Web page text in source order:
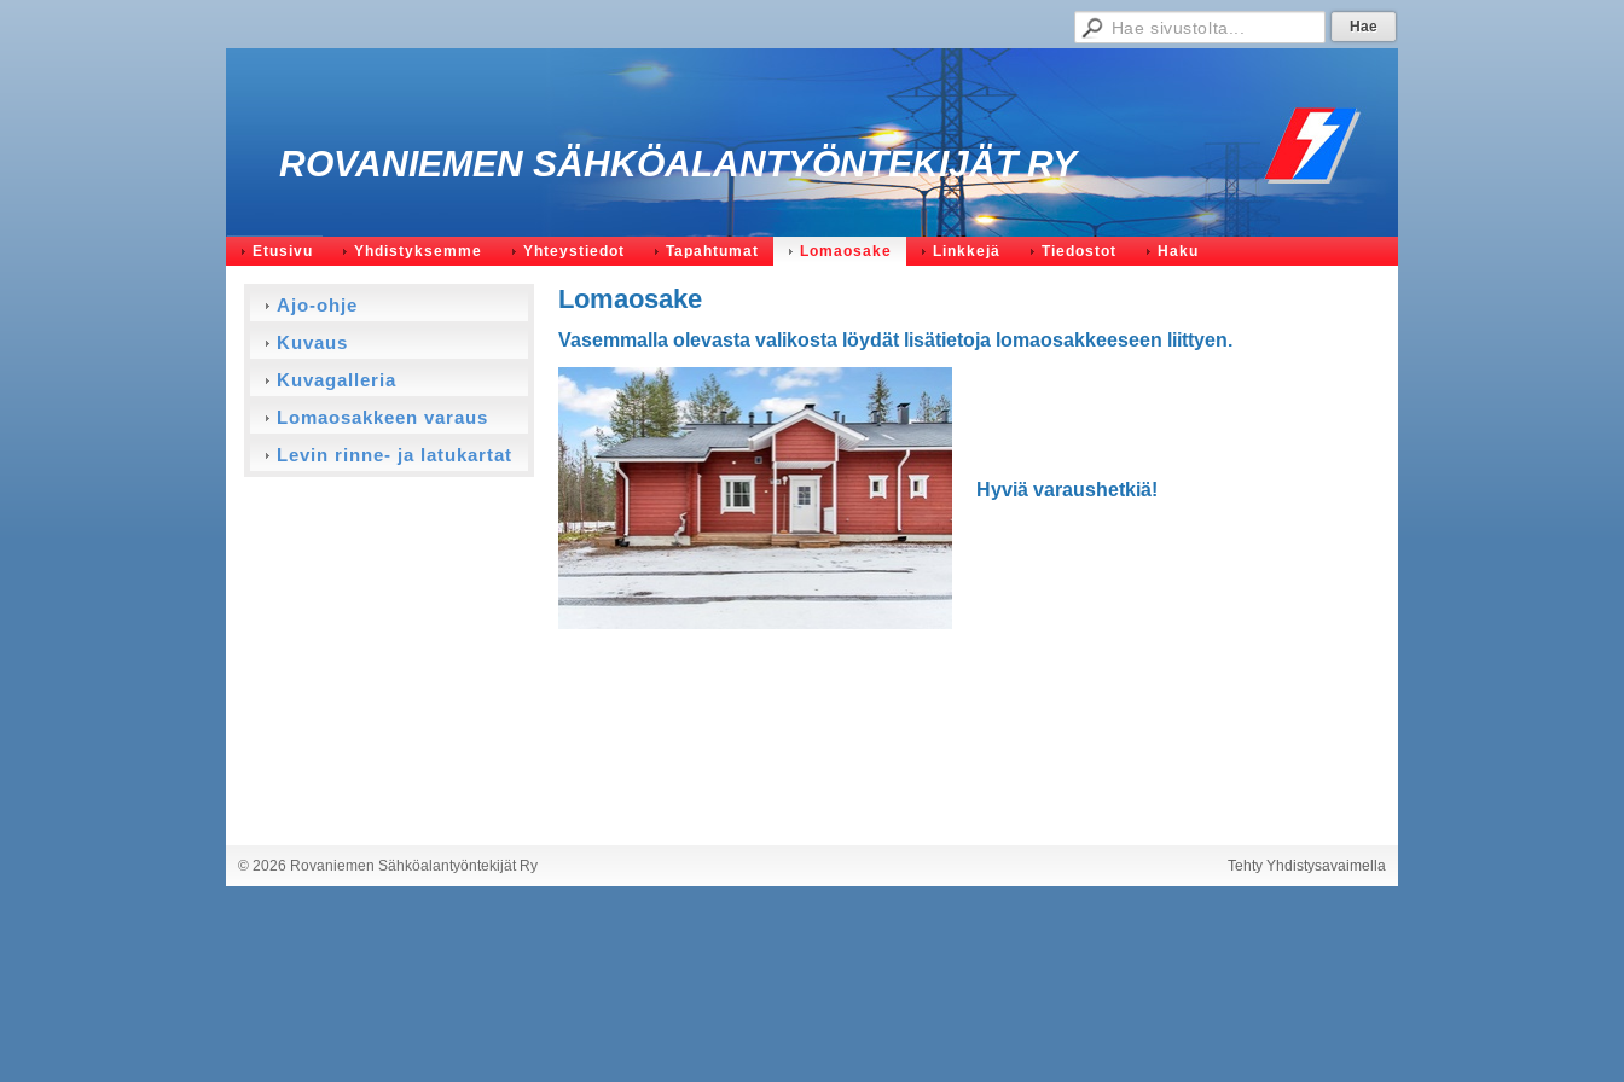
ROVANIEMEN SÄHKÖALANTYÖNTEKIJÄT RY
Etusivu Yhdistyksemme Yhteystiedot Tapahtumat Lomaosake Linkkejä Tiedostot Haku
Lomaosake
Vasemmalla olevasta valikosta löydät lisätietoja lomaosakkeeseen liittyen.
Hyviä varaushetkiä!
Ajo-ohje
Kuvaus
Kuvagalleria
Lomaosakkeen varaus
Levin rinne- ja latukartat
Tehty Yhdistysavaimella
© 2026 Rovaniemen Sähköalantyöntekijät Ry